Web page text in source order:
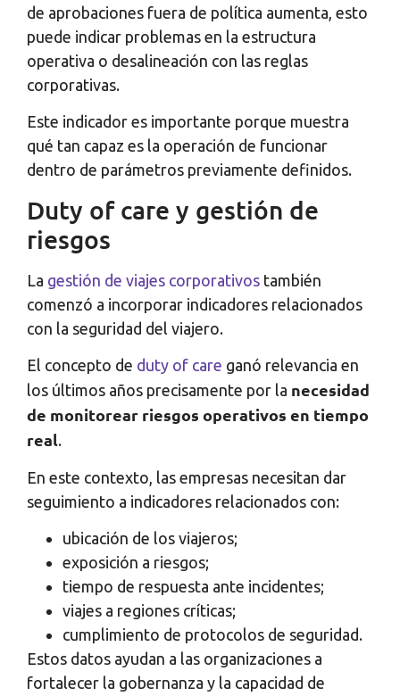
de aprobaciones fuera de política aumenta, esto
puede indicar problemas en la estructura
operativa o desalineación con las reglas
corporativas.
Este indicador es importante porque muestra
qué tan capaz es la operación de funcionar
dentro de parámetros previamente definidos.
Duty of care y gestión de
riesgos
La gestión de viajes corporativos también
comenzó a incorporar indicadores relacionados
con la seguridad del viajero.
El concepto de duty of care ganó relevancia en
los últimos años precisamente por la necesidad
de monitorear riesgos operativos en tiempo
real.
En este contexto, las empresas necesitan dar
seguimiento a indicadores relacionados con:
ubicación de los viajeros;
exposición a riesgos;
tiempo de respuesta ante incidentes;
viajes a regiones críticas;
cumplimiento de protocolos de seguridad.
Estos datos ayudan a las organizaciones a
fortalecer la gobernanza y la capacidad de